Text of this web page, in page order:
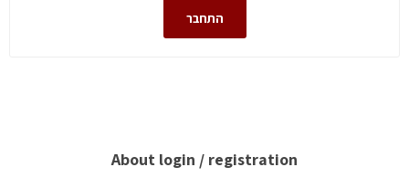
התחבר
About login / registration